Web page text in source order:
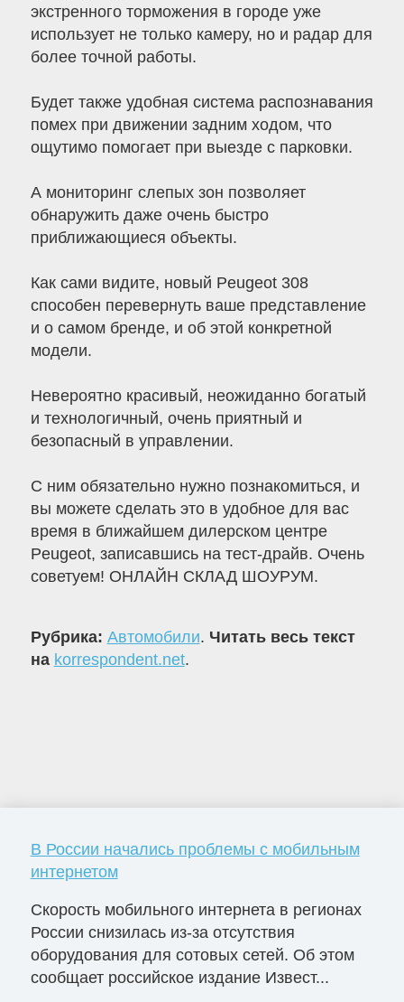
экстренного торможения в городе уже
использует не только камеру, но и радар для
более точной работы.
Будет также удобная система распознавания
помех при движении задним ходом, что
ощутимо помогает при выезде с парковки.
А мониторинг слепых зон позволяет
обнаружить даже очень быстро
приближающиеся объекты.
Как сами видите, новый Peugeot 308
способен перевернуть ваше представление
и о самом бренде, и об этой конкретной
модели.
Невероятно красивый, неожиданно богатый
и технологичный, очень приятный и
безопасный в управлении.
С ним обязательно нужно познакомиться, и
вы можете сделать это в удобное для вас
время в ближайшем дилерском центре
Peugeot, записавшись на тест-драйв. Очень
советуем! ОНЛАЙН СКЛАД ШОУРУМ.
Рубрика: Автомобили. Читать весь текст
на korrespondent.net.
В России начались проблемы с мобильным
интернетом
Скорость мобильного интернета в регионах
России снизилась из-за отсутствия
оборудования для сотовых сетей. Об этом
сообщает российское издание Извест...